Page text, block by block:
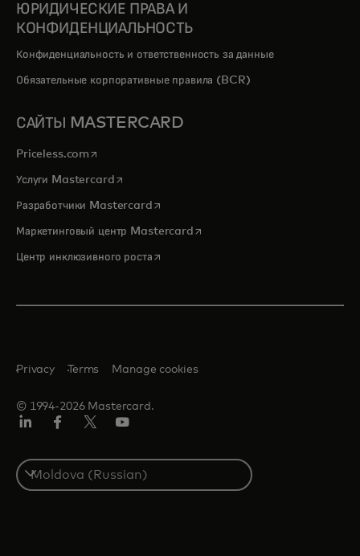
ЮРИДИЧЕСКИЕ ПРАВА И
КОНФИДЕНЦИАЛЬНОСТЬ
Конфиденциальность и ответственность за данные
Обязательные корпоративные правила (BCR)
САЙТЫ MASTERCARD
Priceless.com opens in a new tab
Услуги Mastercardopens in a new tab
Разработчики Mastercardopens in a new tab
Маркетинговый центр Mastercardopens in a new tab
Центр инклюзивного ростаopens in a new tab
© 1994-2026 Mastercard.
Privacy Terms Manage cookies
Select
a
country